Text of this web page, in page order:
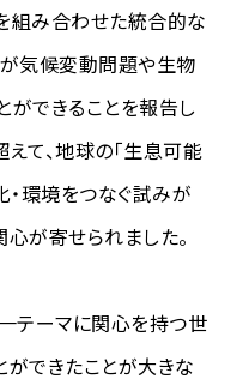
組み合わせた統合的な
が気候変動問題や生物
ができることを報告し
て、地球の「生息可能
・環境をつなぐ試みが
が寄せられました。
テーマに関心を持つ世
ができたことが大きな